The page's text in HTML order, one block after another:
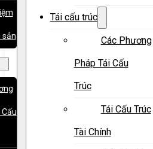
sản
Tái cấu trúc
Các Phương
Pháp Tái Cấu
Trúc
Tái Cấu Trúc
Tài Chính